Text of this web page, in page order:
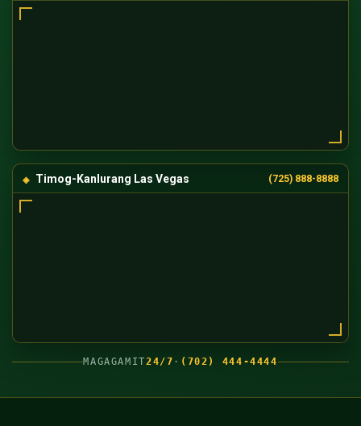
Timog-Kanlurang Las Vegas (725) 888-8888
MAGAGAMIT24/7 · (702) 444-4444